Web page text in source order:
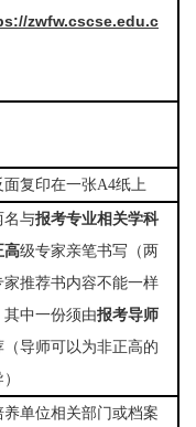
zwfw.cscse.edu.c
面复印在一张A4纸上
名与报考专业相关学科
高级专家亲笔书写（两
家推荐书内容不能一样
其中一份须由报考导师
（导师可以为非正高的
养单位相关部门或档案